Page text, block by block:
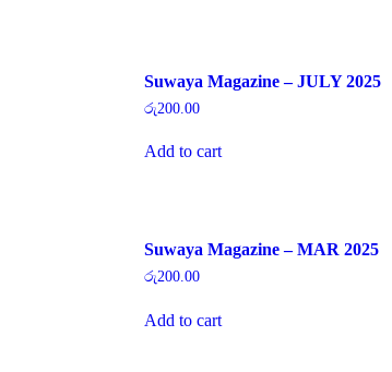
Suwaya Magazine – JULY 2025
රු200.00
Add to cart
Suwaya Magazine – MAR 2025
රු200.00
Add to cart